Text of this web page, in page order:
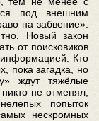
под внешним
на забвение».
Новый закон
от поисковиков
Кто
пока загадка, но
ждут тяжёлые
не отменял,
попыток
нескромных